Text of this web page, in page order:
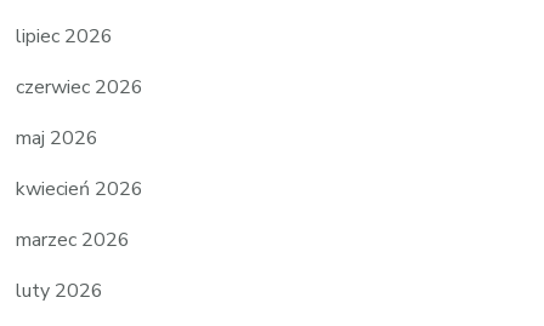
lipiec 2026
czerwiec 2026
maj 2026
kwiecień 2026
marzec 2026
luty 2026